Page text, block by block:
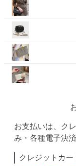
お支払いは、ク
み・各種電子決
クレジットカー